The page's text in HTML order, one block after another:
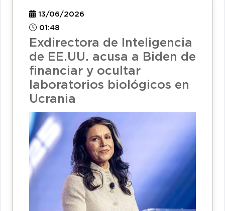
13/06/2026
01:48
Exdirectora de Inteligencia
de EE.UU. acusa a Biden de
financiar y ocultar
laboratorios biológicos en
Ucrania